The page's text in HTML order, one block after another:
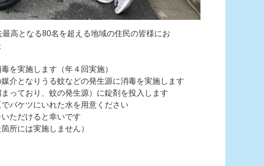
高となる80名を超える地域の住民の皆様にお
を実施します（年４回実施）
介となりうる蚊などの発生源に消毒を実施します
っており、蚊の発生源）に錠剤を投入します
バケツにいれた水を用意ください
ただけると幸いです
所には実施しません）